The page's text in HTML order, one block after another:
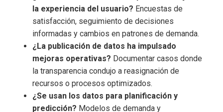
la experiencia del usuario? Encuestas de
satisfacción, seguimiento de decisiones
informadas y cambios en patrones de demanda.
¿La publicación de datos ha impulsado
mejoras operativas? Documentar casos donde
la transparencia condujo a reasignación de
recursos o procesos optimizados.
¿Se usan los datos para planificación y
predicción? Modelos de demanda y